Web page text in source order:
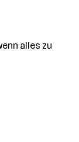
alles zu